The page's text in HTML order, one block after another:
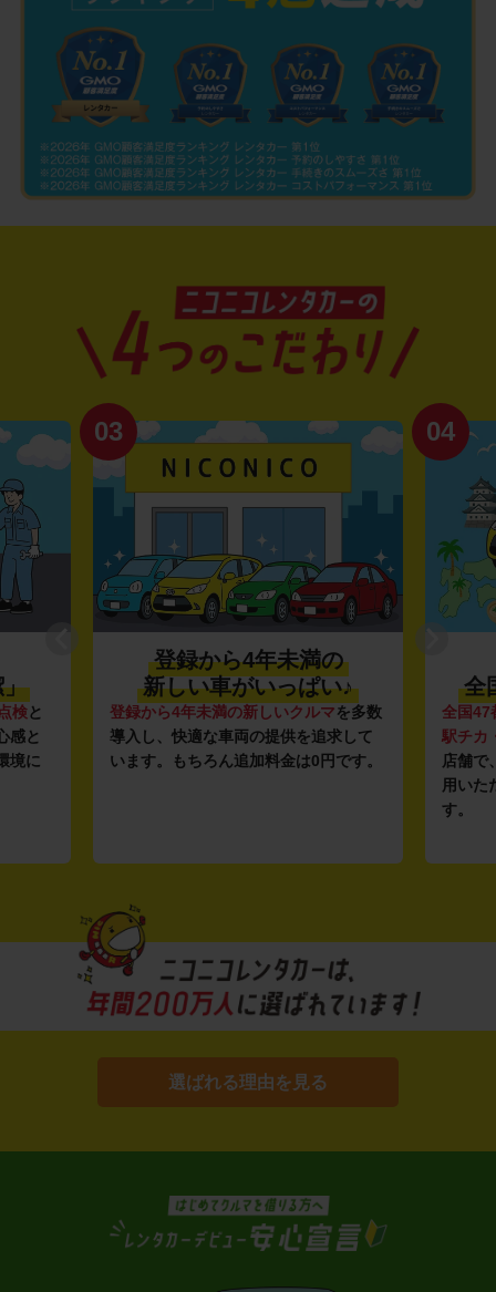
」
検と
感と
境に
03
登録から4年未満の
新しい車がいっぱい♪
登録から4年未満の新しいクルマを多数
導入し、快適な車両の提供を追求して
います。もちろん追加料金は0円です。
04
全
全国47
駅チカ
店舗で
用いた
す。
選ばれる理由を見る